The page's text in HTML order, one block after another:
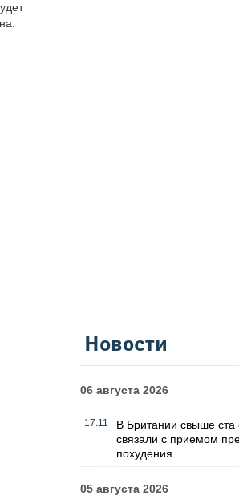
Новости
06 августа 2026
17:11
В Британии свыше ста
связали с приемом
похудения
05 августа 2026